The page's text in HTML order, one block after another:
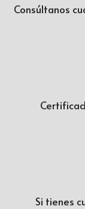
Consúltanos
Si tienes